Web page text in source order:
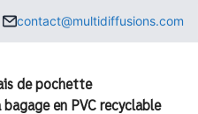
contact@multidiffusions.com
de pochette
en PVC recyclable